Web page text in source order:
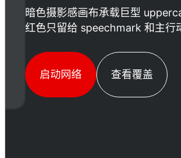
暗色摄影感画布承载巨型
红色只留给 speechmark 和主行
启动网络 查看覆盖